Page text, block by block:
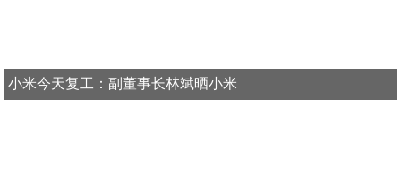
小米今天复工：副董事长林斌晒小米